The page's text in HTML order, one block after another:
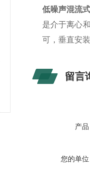
低噪声混流
是介于离心
可，垂直安
留言
产品
您的单位